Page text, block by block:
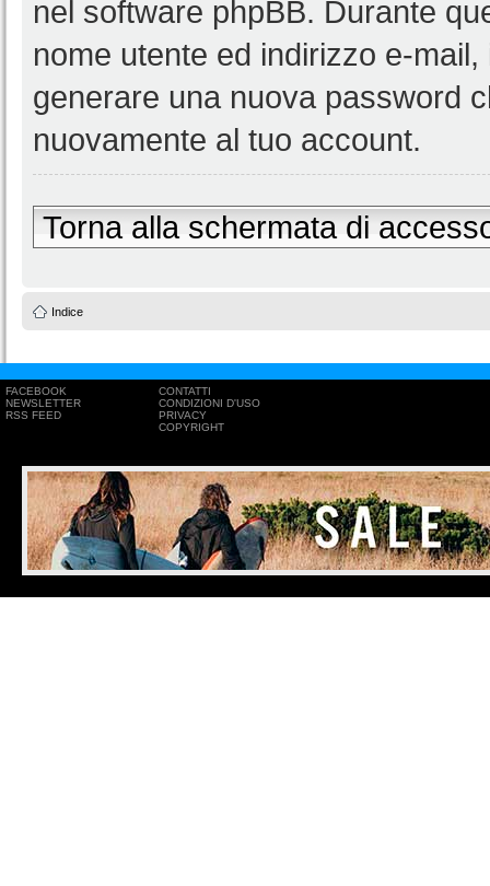
nel software phpBB. Durante
nome utente ed indirizzo e-
generare una nuova password
nuovamente al tuo account.
Torna alla schermata di
Indice
FACEBOOK
NEWSLETTER
RSS FEED
CONTATTI
CONDIZIONI D'USO
PRIVACY
COPYRIGHT